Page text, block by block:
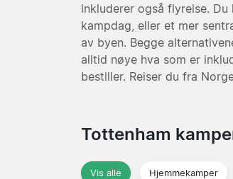
inkluderer også flyreise.
kampdag, eller et mer
av byen. Begge
alltid nøye hva som er
bestiller. Reiser du fra
Tottenham
Vis alle Hjemmekamper